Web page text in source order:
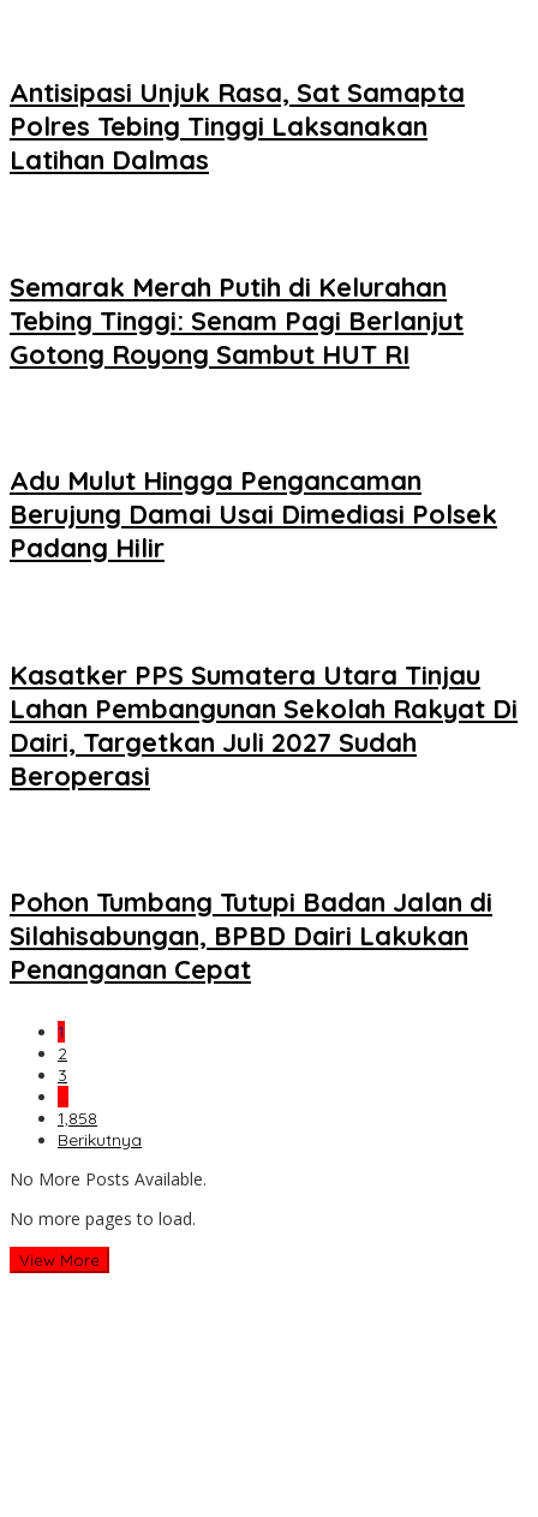
Antisipasi Unjuk Rasa, Sat Samapta
Polres Tebing Tinggi Laksanakan
Latihan Dalmas
Semarak Merah Putih di Kelurahan
Tebing Tinggi: Senam Pagi Berlanjut
Gotong Royong Sambut HUT RI
Adu Mulut Hingga Pengancaman
Berujung Damai Usai Dimediasi Polsek
Padang Hilir
Kasatker PPS Sumatera Utara Tinjau
Lahan Pembangunan Sekolah Rakyat Di
Dairi, Targetkan Juli 2027 Sudah
Beroperasi
Pohon Tumbang Tutupi Badan Jalan di
Silahisabungan, BPBD Dairi Lakukan
Penanganan Cepat
1
2
3
…
1,858
Berikutnya
No More Posts Available.
No more pages to load.
View More